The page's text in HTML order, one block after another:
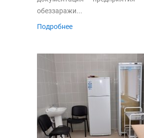
обеззаражи...
Подробнее